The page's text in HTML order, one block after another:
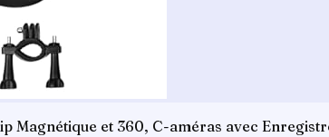
Magnétique et 360, C-améras avec